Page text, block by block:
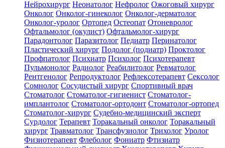
Нейрохирург Неонатолог Нефролог Ожоговый хирург
Онколог Онколог-гинеколог Онколог-дерматолог
Онколог-уролог Ортопед Остеопат Отоневролог
Офтальмолог (окулист) Офтальмолог-хирург
Парадонтолог Паразитолог Педиатр Перинатолог
Пластический хирург Подолог (подиатр) Проктолог
Профпатолог Психиатр Психолог Психотерапевт
Пульмонолог Радиолог Реабилитолог Ревматолог
Рентгенолог Репродуктолог Рефлексотерапевт Сексолог
Сомнолог Сосудистый хирург Спортивный врач
Стоматолог Стоматолог-гигиенист Стоматолог-
имплантолог Стоматолог-ортодонт Стоматолог-ортопед
Стоматолог-хирург Судебно-медицинский эксперт
Сурдолог Терапевт Торакальный онколог Торакальный
хирург Травматолог Трансфузиолог Трихолог Уролог
Физиотерапевт Флеболог Фониатр Фтизиатр